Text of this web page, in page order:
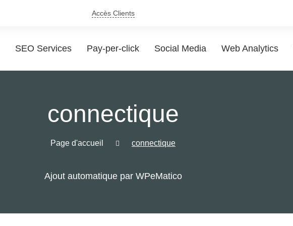
Accès Clients
SEO Services Pay-per-click Social Media Web Analytics
connectique
Page d'accueil connectique
Ajout automatique par WPeMatico